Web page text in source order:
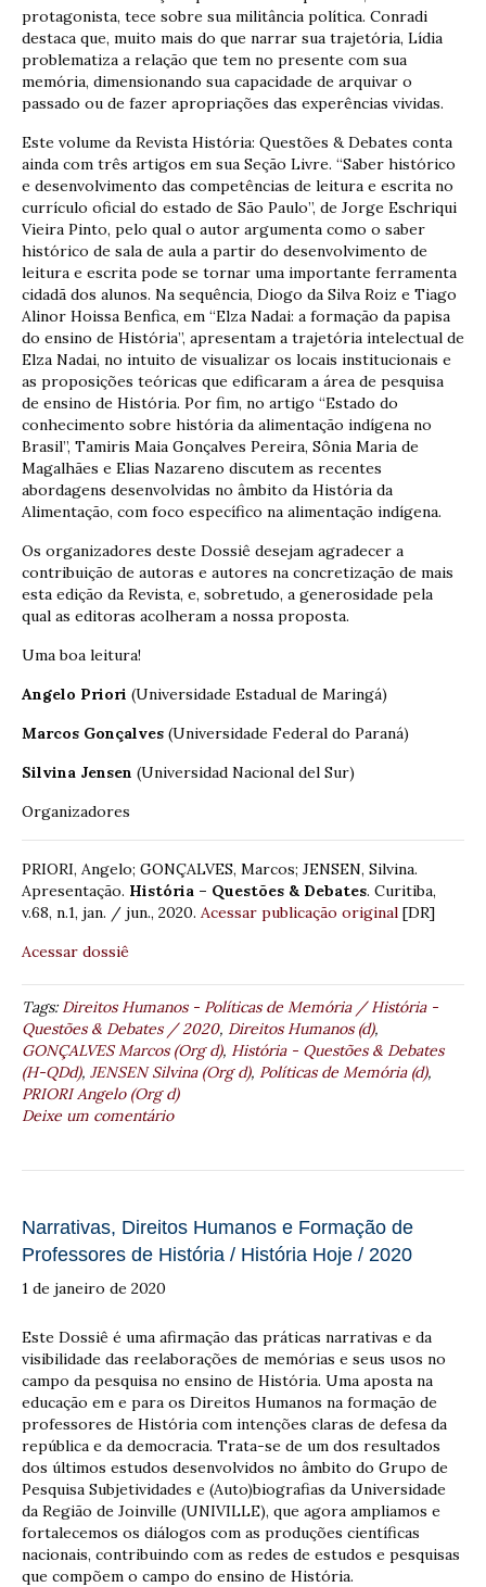
protagonista, tece sobre sua militância política. Conradi
destaca que, muito mais do que narrar sua trajetória, Lídia
problematiza a relação que tem no presente com sua
memória, dimensionando sua capacidade de arquivar o
passado ou de fazer apropriações das experências vividas.
Este volume da Revista História: Questões & Debates conta
ainda com três artigos em sua Seção Livre. “Saber histórico
e desenvolvimento das competências de leitura e escrita no
currículo oficial do estado de São Paulo”, de Jorge Eschriqui
Vieira Pinto, pelo qual o autor argumenta como o saber
histórico de sala de aula a partir do desenvolvimento de
leitura e escrita pode se tornar uma importante ferramenta
cidadã dos alunos. Na sequência, Diogo da Silva Roiz e Tiago
Alinor Hoissa Benfica, em “Elza Nadai: a formação da papisa
do ensino de História”, apresentam a trajetória intelectual de
Elza Nadai, no intuito de visualizar os locais institucionais e
as proposições teóricas que edificaram a área de pesquisa
de ensino de História. Por fim, no artigo “Estado do
conhecimento sobre história da alimentação indígena no
Brasil”, Tamiris Maia Gonçalves Pereira, Sônia Maria de
Magalhães e Elias Nazareno discutem as recentes
abordagens desenvolvidas no âmbito da História da
Alimentação, com foco específico na alimentação indígena.
Os organizadores deste Dossiê desejam agradecer a
contribuição de autoras e autores na concretização de mais
esta edição da Revista, e, sobretudo, a generosidade pela
qual as editoras acolheram a nossa proposta.
Uma boa leitura!
Angelo Priori (Universidade Estadual de Maringá)
Marcos Gonçalves (Universidade Federal do Paraná)
Silvina Jensen (Universidad Nacional del Sur)
Organizadores
PRIORI, Angelo; GONÇALVES, Marcos; JENSEN, Silvina.
Apresentação. História – Questões & Debates. Curitiba,
v.68, n.1, jan. / jun., 2020. Acessar publicação original [DR]
Acessar dossiê
Tags:Direitos Humanos - Políticas de Memória / História -
Questões & Debates / 2020, Direitos Humanos (d),
GONÇALVES Marcos (Org d), História - Questões & Debates
(H-QDd), JENSEN Silvina (Org d), Políticas de Memória (d),
PRIORI Angelo (Org d)
Deixe um comentário
Narrativas, Direitos Humanos e Formação de
Professores de História / História Hoje / 2020
1 de janeiro de 2020
Este Dossiê é uma afirmação das práticas narrativas e da
visibilidade das reelaborações de memórias e seus usos no
campo da pesquisa no ensino de História. Uma aposta na
educação em e para os Direitos Humanos na formação de
professores de História com intenções claras de defesa da
república e da democracia. Trata-se de um dos resultados
dos últimos estudos desenvolvidos no âmbito do Grupo de
Pesquisa Subjetividades e (Auto)biografias da Universidade
da Região de Joinville (UNIVILLE), que agora ampliamos e
fortalecemos os diálogos com as produções científicas
nacionais, contribuindo com as redes de estudos e pesquisas
que compõem o campo do ensino de História.